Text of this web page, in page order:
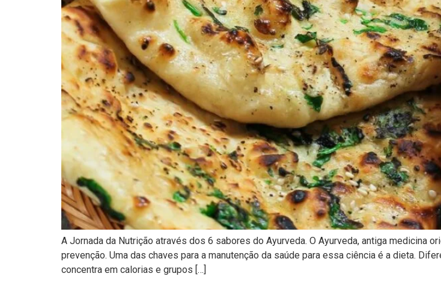
A Jornada da Nutrição através dos 6 sabores do Ayurveda. O Ayurveda, antiga medicina
prevenção. Uma das chaves para a manutenção da saúde para essa ciência é a dieta.
concentra em calorias e grupos […]